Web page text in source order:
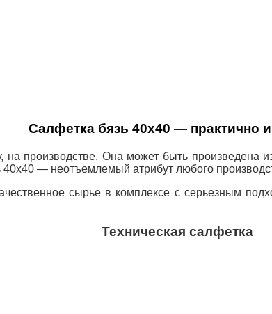
Салфетка бязь 40х40 — практично
на производстве. Она может быть произведена
— неотъемлемый атрибут любого
сырье в комплексе с серьезным
Техническая салфетка